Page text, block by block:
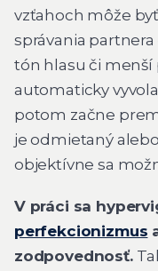
vzťahoch môže
správania
tón hlasu či menší
automaticky
potom začne
je odmietaný
objektívne sa
V práci sa
perfekcionizmus
zodpovednosť.